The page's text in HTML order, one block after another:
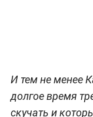
И тем не менее
долгое время
скучать и